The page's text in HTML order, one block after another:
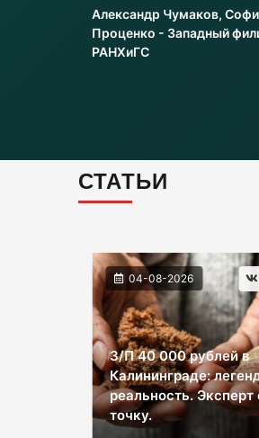
Александр Чумаков,
Проценко - Западный
РАНХиГС
СТАТЬИ
04-08-2026
З/П 40 000 рублей в
Калининграде:
реальность. Эксперт
точку.